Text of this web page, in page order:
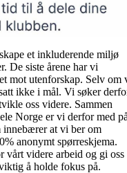
et inkluderende miljø
De siste årene har vi
mot utenforskap. Selv om
ikke i mål. Vi søker
oss videre. Sammen
Norge er vi derfor med
innebærer at vi ber om
anonymt spørreskjema.
vårt videre arbeid og gi oss
å holde fokus på.